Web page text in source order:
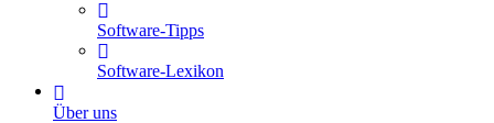
Software-Tipps
Software-Lexikon
Über uns